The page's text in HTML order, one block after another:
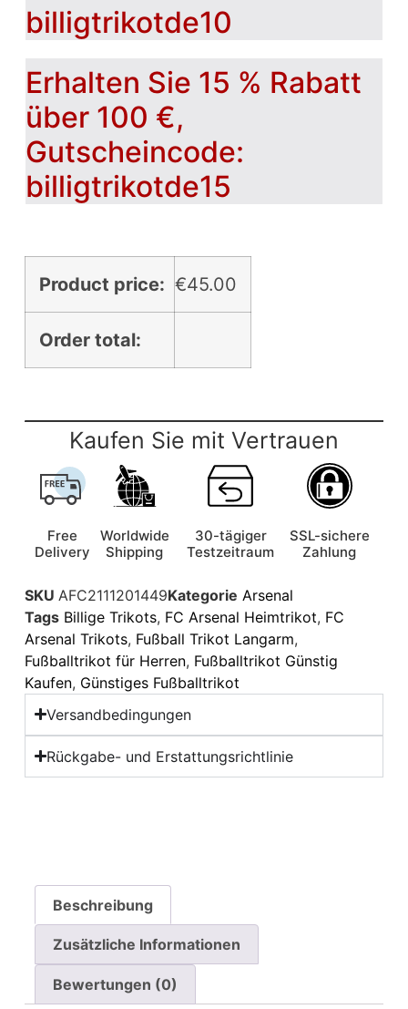
billigtrikotde10
Erhalten Sie 15 % Rabatt
über 100 €,
Gutscheincode:
billigtrikotde15
Product price: €45.00
Order total:
Kaufen Sie mit Vertrauen
Free
Delivery
Worldwide
Shipping
30-tägiger
Testzeitraum
SSL-sichere
Zahlung
SKU AFC2111201449Kategorie Arsenal
Tags Billige Trikots, FC Arsenal Heimtrikot, FC
Arsenal Trikots, Fußball Trikot Langarm,
Fußballtrikot für Herren, Fußballtrikot Günstig
Kaufen, Günstiges Fußballtrikot
Versandbedingungen
Rückgabe- und Erstattungsrichtlinie
Beschreibung
Zusätzliche Informationen
Bewertungen (0)